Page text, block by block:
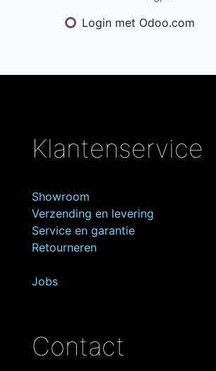
Login met Odoo.com
Klantenservice
Showroom
Verzending en levering
Service en garantie
Retourneren
Jobs
Contact